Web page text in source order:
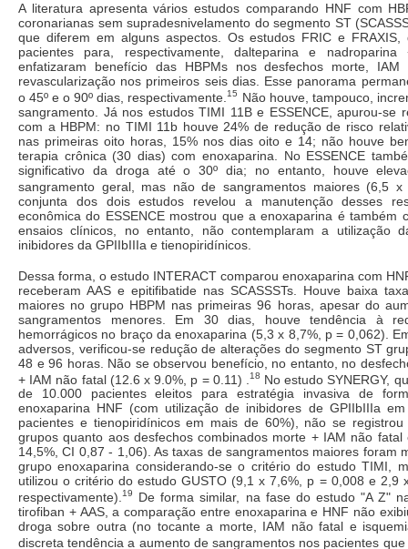
A literatura apresenta vários estudos comparando HNF com
coronarianas sem supradesnivelamento do segmento ST
que diferem em alguns aspectos. Os estudos FRIC e FRAXIS,
pacientes para, respectivamente, dalteparina e
enfatizaram benefício das HBPMs nos desfechos morte,
revascularização nos primeiros seis dias. Esse panorama
o 45º e o 90º dias, respectivamente.15
Não houve, tampouco,
sangramento. Já nos estudos TIMI 11B e ESSENCE, apurou-se
com a HBPM: no TIMI 11b houve 24% de redução de risco
nas primeiras oito horas, 15% nos dias oito e 14; não houve
terapia crônica (30 dias) com enoxaparina. No ESSENCE
significativo da droga até o 30º dia; no entanto, houve
sangramento geral, mas não de sangramentos maiores (6,5 x
conjunta dos dois estudos revelou a manutenção desses
econômica do ESSENCE mostrou que a enoxaparina é também
ensaios clínicos, no entanto, não contemplaram a utilização
inibidores da GPIIbIIIa e tienopiridínicos.
Dessa forma, o estudo INTERACT comparou enoxaparina com
receberam AAS e epitifibatide nas SCASSSTs. Houve baixa
maiores no grupo HBPM nas primeiras 96 horas, apesar do
sangramentos menores. Em 30 dias, houve tendência à
hemorrágicos no braço da enoxaparina (5,3 x 8,7%, p = 0,062).
adversos, verificou-se redução de alterações do segmento ST
48 e 96 horas. Não se observou benefício, no entanto, no
+ IAM não fatal (12.6 x 9.0%, p = 0.11) .
18 No estudo SYNERGY,
de 10.000 pacientes eleitos para estratégia invasiva de
enoxaparina HNF (com utilização de inibidores de GPIIbIIIa
pacientes e tienopiridínicos em mais de 60%), não se
grupos quanto aos desfechos combinados morte + IAM não
14,5%, CI 0,87 - 1,06). As taxas de sangramentos maiores foram
grupo enoxaparina considerando-se o critério do estudo TIMI,
utilizou o critério do estudo GUSTO (9,1 x 7,6%, p = 0,008 e 2,9
respectivamente). 19
De forma similar, na fase do estudo "A Z"
tirofiban + AAS, a comparação entre enoxaparina e HNF não
droga sobre outra (no tocante a morte, IAM não fatal e
discreta tendência a aumento de sangramentos nos pacientes